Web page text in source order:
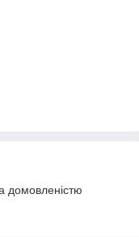
домовленістю